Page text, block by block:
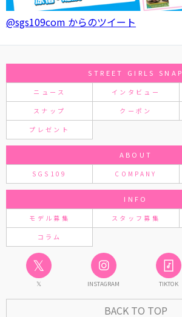
@sgs109com からのツイート
STREET GIRLS SNAP
ニュース インタビュー
スナップ クーポン
プレゼント
ABOUT
SGS109 COMPANY
INFO
モデル募集 スタッフ募集
コラム
𝕏
𝕏 INSTAGRAM TIKTOK
BACK TO TOP